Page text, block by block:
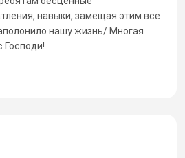
навыки, замещая этим все
нашу жизнь/ Многая
Господи!